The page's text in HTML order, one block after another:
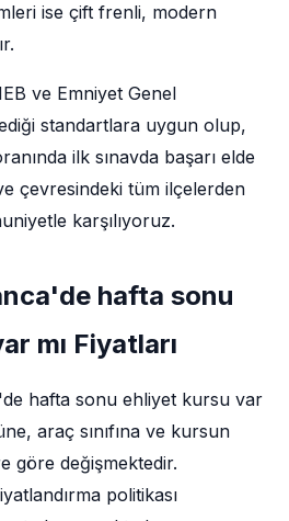
ise çift frenli, modern
ve Emniyet Genel
standartlara uygun olup,
ilk sınavda başarı elde
çevresindeki tüm ilçelerden
karşılıyoruz.
hafta sonu
mı Fiyatları
hafta sonu ehliyet kursu var
araç sınıfına ve kursun
göre değişmektedir.
politikası